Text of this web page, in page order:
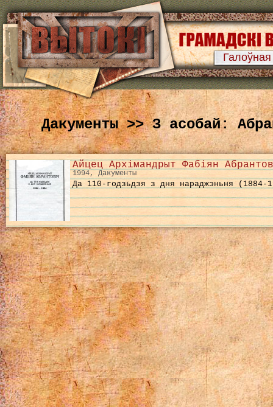
Галоўная
Дакументы >> З асобай:
Айцец Архімандрыт Фабіян
1994, Дакументы
Да 110-годзьдзя з дня нараджэньня (1884-